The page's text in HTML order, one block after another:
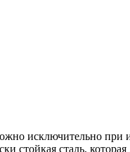
исключительно
стойкая сталь,